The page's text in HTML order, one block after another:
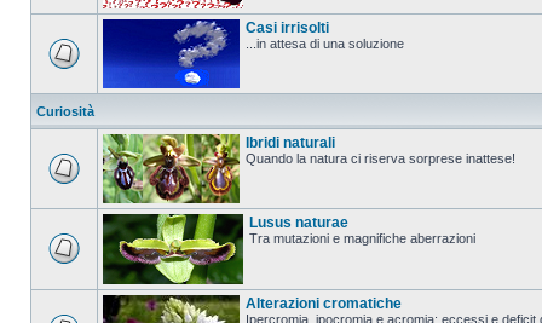
Casi irrisolti
...in attesa di una soluzione
Curiosità
Ibridi naturali
Quando la natura ci riserva sorprese inattese!
Lusus naturae
Tra mutazioni e magnifiche aberrazioni
Alterazioni cromatiche
Ipercromia, ipocromia e acromia: eccessi e deficit